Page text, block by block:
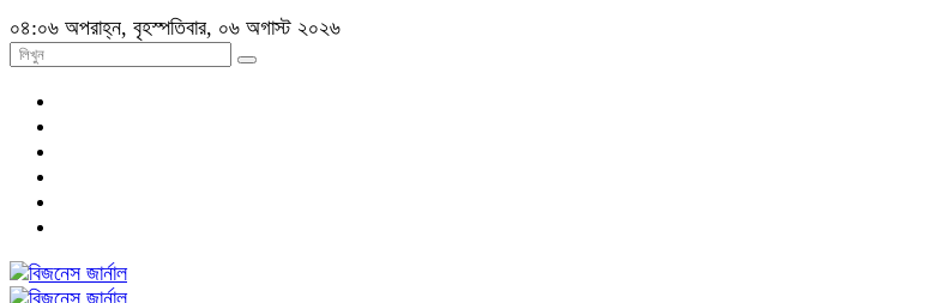
০৪:০৬ অপরাহ্ন, বৃহস্পতিবার, ০৬ অগাস্ট ২০২৬